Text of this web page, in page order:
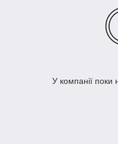
У компанії поки